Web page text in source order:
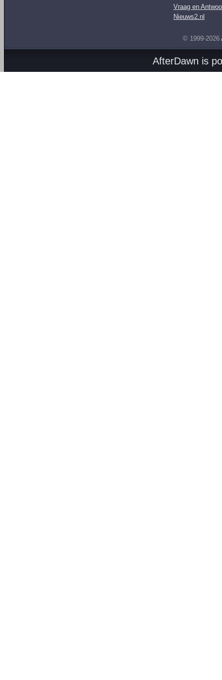
Vraag en
Nieuws2.nl
© 1999-2026
AfterDawn is